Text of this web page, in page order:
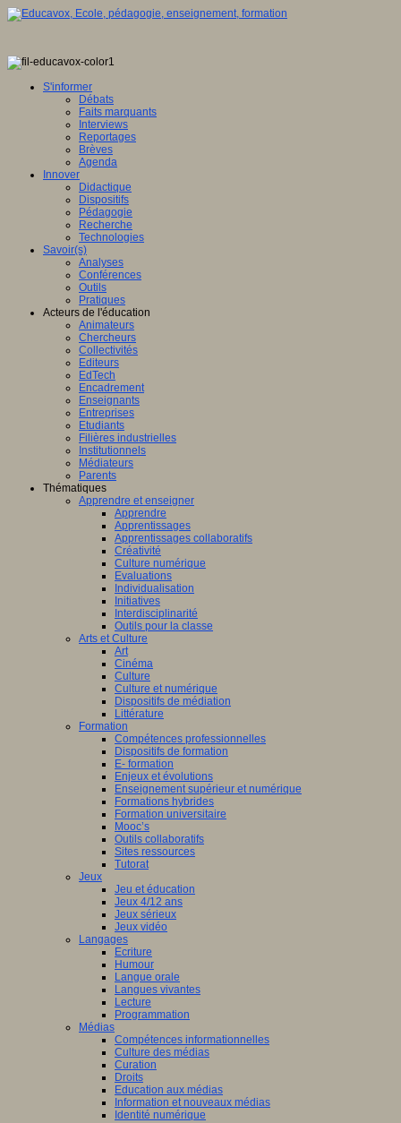
S'informer
Débats
Faits marquants
Interviews
Reportages
Brèves
Agenda
Innover
Didactique
Dispositifs
Pédagogie
Recherche
Technologies
Savoir(s)
Analyses
Conférences
Outils
Pratiques
Acteurs de l'éducation
Animateurs
Chercheurs
Collectivités
Editeurs
EdTech
Encadrement
Enseignants
Entreprises
Etudiants
Filières industrielles
Institutionnels
Médiateurs
Parents
Thématiques
Apprendre et enseigner
Apprendre
Apprentissages
Apprentissages collaboratifs
Créativité
Culture numérique
Evaluations
Individualisation
Initiatives
Interdisciplinarité
Outils pour la classe
Arts et Culture
Art
Cinéma
Culture
Culture et numérique
Dispositifs de médiation
Littérature
Formation
Compétences professionnelles
Dispositifs de formation
E- formation
Enjeux et évolutions
Enseignement supérieur et numérique
Formations hybrides
Formation universitaire
Mooc’s
Outils collaboratifs
Sites ressources
Tutorat
Jeux
Jeu et éducation
Jeux 4/12 ans
Jeux sérieux
Jeux vidéo
Langages
Ecriture
Humour
Langue orale
Langues vivantes
Lecture
Programmation
Médias
Compétences informationnelles
Culture des médias
Curation
Droits
Education aux médias
Information et nouveaux médias
Identité numérique